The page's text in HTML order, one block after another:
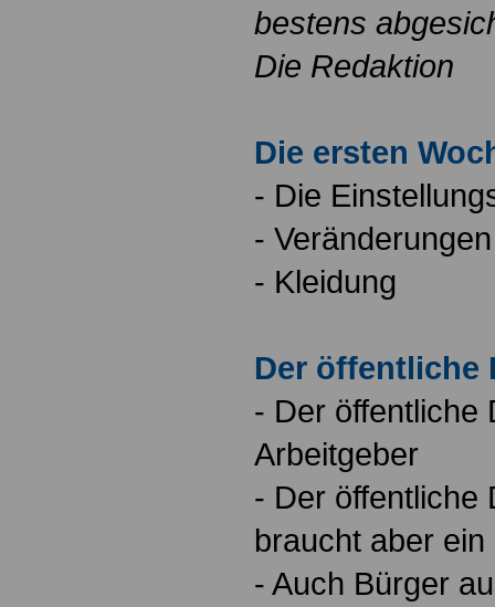
bestens
Die Redaktion
Die ersten
- Die
-
- Kleidung
Der öffentliche
- Der öffentliche
Arbeitgeber
- Der öffentliche
braucht aber
- Auch Bürger